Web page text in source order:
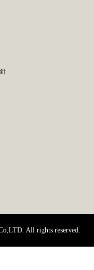
All rights reserved.